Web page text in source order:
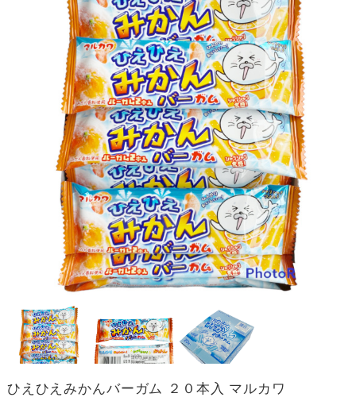
ひえひえみかんバーガム ２０本入 マルカワ